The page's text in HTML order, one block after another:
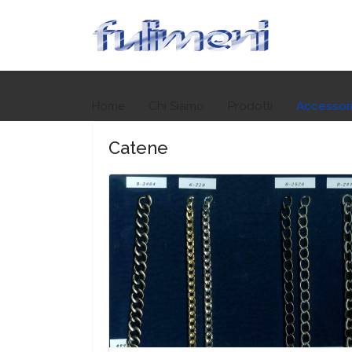
Accessori
Catene